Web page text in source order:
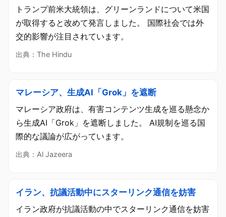
トランプ前米大統領は、グリーンランドについて米国
が取得すると改めて発言しました。 国際社会では外
交的影響が注目されています。
出典：The Hindu
マレーシア、生成AI「Grok」を遮断
マレーシア政府は、有害コンテンツ生成を巡る懸念か
ら生成AI「Grok」を遮断しました。 AI規制を巡る国
際的な議論が広がっています。
出典：Al Jazeera
イラン、抗議活動中にスターリンク通信を妨害
イラン政府が抗議活動の中でスターリンク通信を妨害